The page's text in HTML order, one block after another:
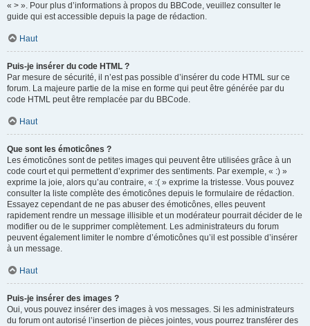
« > ». Pour plus d’informations à propos du BBCode, veuillez consulter le
guide qui est accessible depuis la page de rédaction.
Haut
Puis-je insérer du code HTML ?
Par mesure de sécurité, il n’est pas possible d’insérer du code HTML sur ce
forum. La majeure partie de la mise en forme qui peut être générée par du
code HTML peut être remplacée par du BBCode.
Haut
Que sont les émoticônes ?
Les émoticônes sont de petites images qui peuvent être utilisées grâce à un
code court et qui permettent d’exprimer des sentiments. Par exemple, « :) »
exprime la joie, alors qu’au contraire, « :( » exprime la tristesse. Vous pouvez
consulter la liste complète des émoticônes depuis le formulaire de rédaction.
Essayez cependant de ne pas abuser des émoticônes, elles peuvent
rapidement rendre un message illisible et un modérateur pourrait décider de le
modifier ou de le supprimer complètement. Les administrateurs du forum
peuvent également limiter le nombre d’émoticônes qu’il est possible d’insérer
à un message.
Haut
Puis-je insérer des images ?
Oui, vous pouvez insérer des images à vos messages. Si les administrateurs
du forum ont autorisé l’insertion de pièces jointes, vous pourrez transférer des